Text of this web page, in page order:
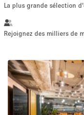
Vente au
détail
Showroom
Séance de
La plus grande sélection
Rejoignez des milliers de